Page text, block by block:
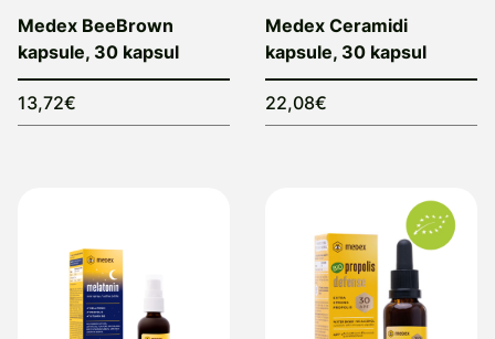
Medex BeeBrown
kapsule, 30 kapsul
13,72€
Medex Ceramidi
kapsule, 30 kapsul
22,08€